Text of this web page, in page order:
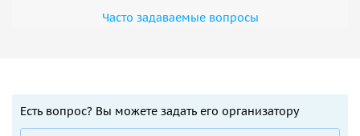
Часто задаваемые вопросы
Есть вопрос? Вы можете задать его организатору